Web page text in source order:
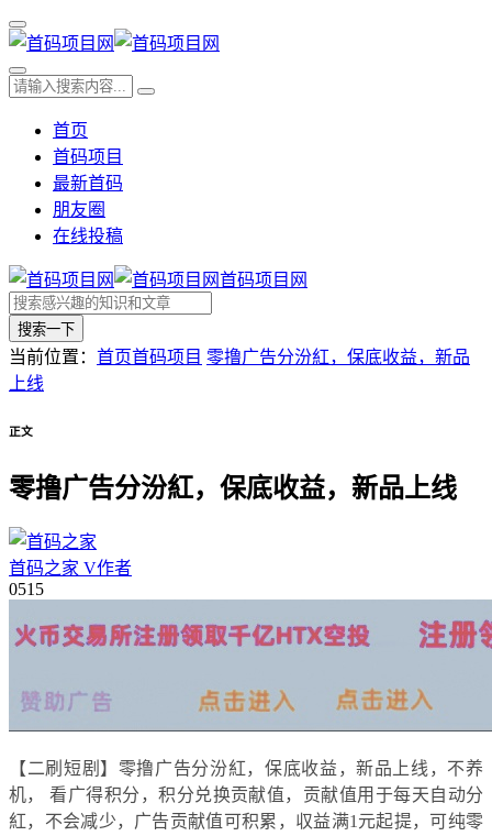
首页
首码项目
最新首码
朋友圈
在线投稿
首码项目网
搜索一下
当前位置： 首页首码项目 零撸广告分汾紅，保底收益，新品
上线
正文
零撸广告分汾紅，保底收益，新品上线
首码之家 V作者
0515
【二刷短剧】零撸广告分汾紅，保底收益，新品上线，不养
机， 看广得积分，积分兑换贡献值，贡献值用于每天自动分
紅，不会减少，广告贡献值可积累，収益满1元起提，可纯零